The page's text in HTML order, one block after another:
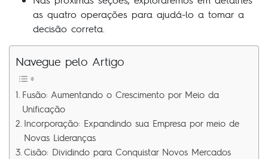
as quatro operações para ajudá-lo a tomar a
decisão correta.
Navegue pelo Artigo
Fusão: Aumentando o Crescimento por Meio da
Unificação
Incorporação: Expandindo sua Empresa por meio de
Novas Lideranças
Cisão: Dividindo para Conquistar Novos Mercados